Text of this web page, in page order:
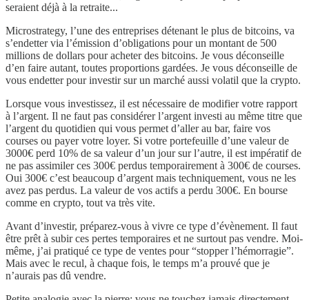
seraient déjà à la retraite...
Microstrategy, l’une des entreprises détenant le plus de bitcoins, va
s’endetter via l’émission d’obligations pour un montant de 500
millions de dollars pour acheter des bitcoins. Je vous déconseille
d’en faire autant, toutes proportions gardées. Je vous déconseille de
vous endetter pour investir sur un marché aussi volatil que la crypto.
Lorsque vous investissez, il est nécessaire de modifier votre rapport
à l’argent. Il ne faut pas considérer l’argent investi au même titre que
l’argent du quotidien qui vous permet d’aller au bar, faire vos
courses ou payer votre loyer. Si votre portefeuille d’une valeur de
3000€ perd 10% de sa valeur d’un jour sur l’autre, il est impératif de
ne pas assimiler ces 300€ perdus temporairement à 300€ de courses.
Oui 300€ c’est beaucoup d’argent mais techniquement, vous ne les
avez pas perdus. La valeur de vos actifs a perdu 300€. En bourse
comme en crypto, tout va très vite.
Avant d’investir, préparez-vous à vivre ce type d’évènement. Il faut
être prêt à subir ces pertes temporaires et ne surtout pas vendre. Moi-
même, j’ai pratiqué ce type de ventes pour “stopper l’hémorragie”.
Mais avec le recul, à chaque fois, le temps m’a prouvé que je
n’aurais pas dû vendre.